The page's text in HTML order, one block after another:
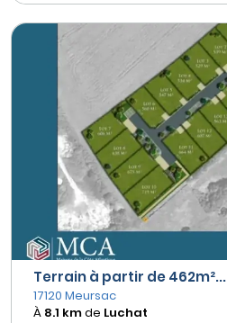
Terrain à partir de 462m²...
17120 Meursac
À 8.1 kmde Luchat